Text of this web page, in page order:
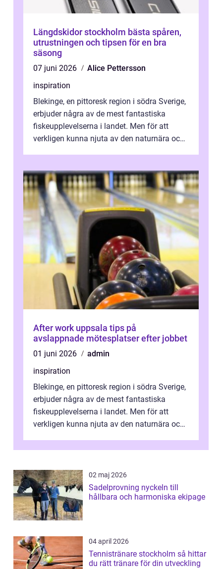
Längdskidor stockholm bästa spåren,
utrustningen och tipsen för en bra
säsong
07 juni 2026
Alice Pettersson
inspiration
Blekinge, en pittoresk region i södra Sverige,
erbjuder några av de mest fantastiska
fiskeupplevelserna i landet. Men för att
verkligen kunna njuta av den naturnära och
After work uppsala tips på
avslappnade mötesplatser efter jobbet
01 juni 2026
admin
inspiration
Blekinge, en pittoresk region i södra Sverige,
erbjuder några av de mest fantastiska
fiskeupplevelserna i landet. Men för att
verkligen kunna njuta av den naturnära och
02 maj 2026
Sadelprovning nyckeln till
hållbara och harmoniska ekipage
04 april 2026
Tennistränare stockholm så hittar
du rätt tränare för din utveckling